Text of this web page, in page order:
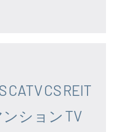
CATVCSREIT
ション TV